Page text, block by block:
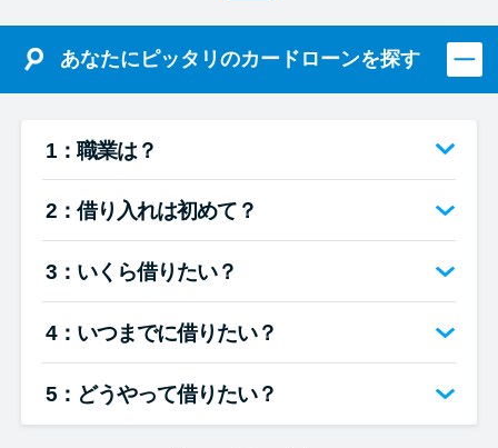
あなたにピッタリのカードローンを探す
1：職業は？
2：借り入れは初めて？
3：いくら借りたい？
4：いつまでに借りたい？
5：どうやって借りたい？